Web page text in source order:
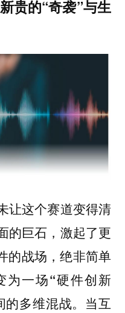
贵的“奇袭”与生
让这个赛道变得清
的巨石，激起了更
的战场，绝非简单
为一场“硬件创新
的多维混战。当互